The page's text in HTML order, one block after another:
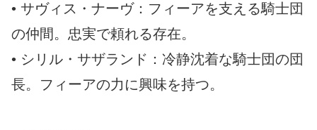
• サヴィス・ナーヴ：フィーアを支える騎士団
の仲間。忠実で頼れる存在。
• シリル・サザランド：冷静沈着な騎士団の団
長。フィーアの力に興味を持つ。